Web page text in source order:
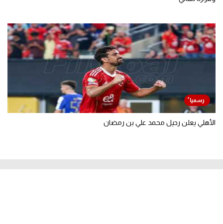
الأهلي يعلن رحيل محمد علي بن رمضان